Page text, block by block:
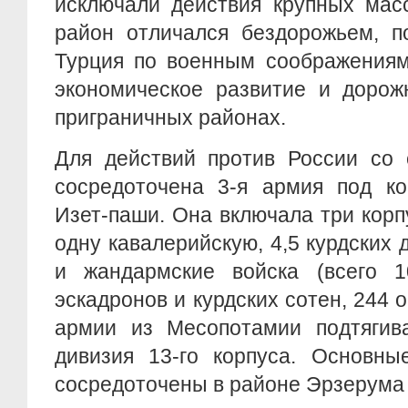
район отличался бездорожьем,
Турция по военным
экономическое развитие и
приграничных районах.
Для действий против России со
сосредоточена 3-я армия под
Изет-паши. Она включала три
одну кавалерийскую, 4,5 курдских
и жандармские войска (всего
эскадронов и курдских сотен, 244
армии из Месопотамии
дивизия 13-го корпуса.
сосредоточены в районе